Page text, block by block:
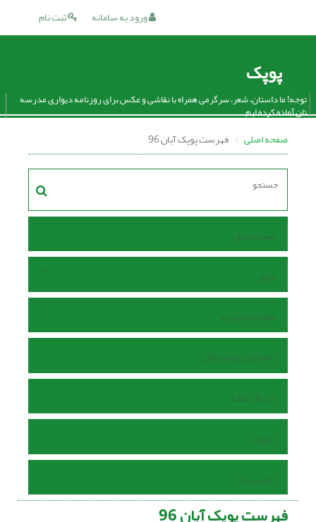
ثبت نام ورود به سامانه
پوپک
توجه! ما داستان، شعر، سرگرمی همراه با نقاشی و عکس برای روزنامه دیواری مدرسه
تان آماده کرده ایم.
صفحه اصلی فهرست پوپک آبان 96
صفحه اصلی
مرور
اطلاعات نشریه
راهنمای نویسندگان
ارسال مقاله
داوران
تماس با ما
فهرست پوپک آبان 96